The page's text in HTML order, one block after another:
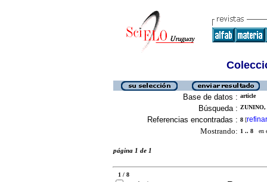
Base de datos : article
Búsqueda :
Referencias encontradas : 8 [refinar
Mostrando: 1 .. 8 en
página 1 de 1
1 / 8